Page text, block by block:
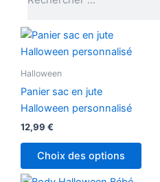
Halloween
Panier sac en jute
Halloween personnalisé
12,99 €
Choix des options